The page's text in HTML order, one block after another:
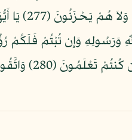
إِلَى مَيْسَرَةٍ